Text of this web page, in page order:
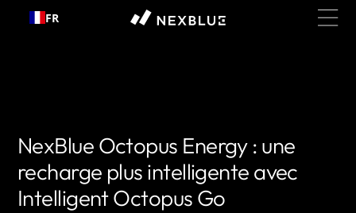
FR
NexBlue Octopus Energy : une
recharge plus intelligente avec
Intelligent Octopus Go